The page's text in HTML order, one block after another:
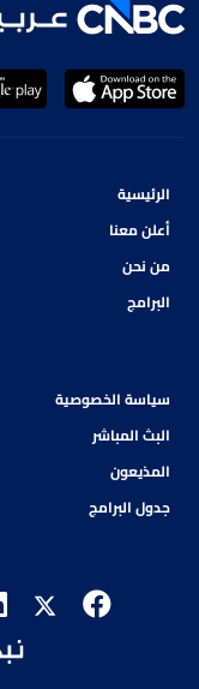
الرئيسية
أعلن معنا
من نحن
البرامج
سياسة الخصوصية
البث المباشر
المذيعون
جدول البرامج